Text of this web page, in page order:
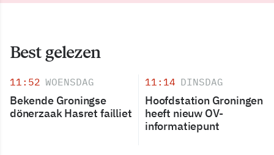
Best gelezen
11:52 WOENSDAG
Bekende Groningse
dönerzaak Hasret failliet
11:14 DINSDAG
Hoofdstation Groningen
heeft nieuw OV-
informatiepunt